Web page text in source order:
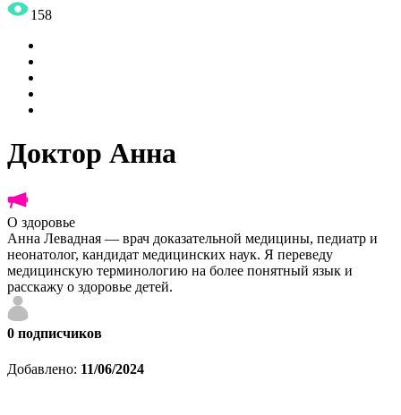
158
Доктор Анна
О здоровье
Анна Левадная — врач доказательной медицины, педиатр и
неонатолог, кандидат медицинских наук. Я переведу
медицинскую терминологию на более понятный язык и
расскажу о здоровье детей.
0 подписчиков
Добавлено: 11/06/2024